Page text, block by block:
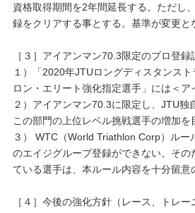
資格取得期間を2年間延長する。ただし
録をクリアする事とする。基準が変更
［３］アイアンマン70.3限定のプロ登
１）「2020年JTUロングディスタンス
ロン・エリート強化指定選手」には＜
２）アイアンマン70.3に限定し、JTU
この部門の上位レベル挑戦選手の増加を
３） WTC（World Triathlon Corp）ル
のエイジグループ登録ができない。そ
ている選手は、本ルール内容を十分留
［４］今後の強化方針（レース、トレ